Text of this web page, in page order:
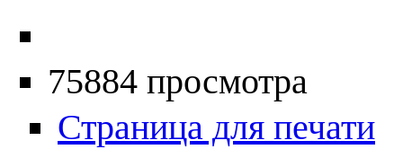
75884 просмотра
Страница для печати